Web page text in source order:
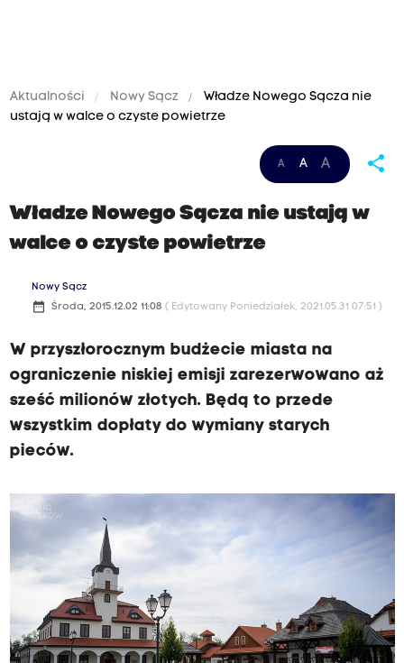
Aktualności Nowy Sącz
Władze Nowego Sącza nie
ustają w walce o czyste powietrze
A A A share
Władze Nowego Sącza nie ustają w
walce o czyste powietrze
Nowy Sącz
date_range Środa, 2015.12.02 11:08 ( Edytowany Poniedziałek, 2021.05.31 07:51 )
W przyszłorocznym budżecie miasta na
ograniczenie niskiej emisji zarezerwowano aż
sześć milionów złotych. Będą to przede
wszystkim dopłaty do wymiany starych
pieców.